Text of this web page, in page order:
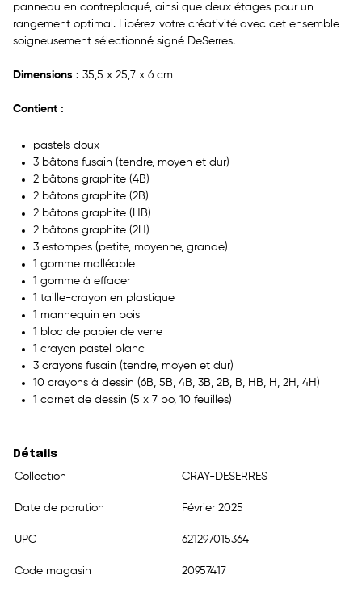
panneau en contreplaqué, ainsi que deux étages pour un
rangement optimal. Libérez votre créativité avec cet ensemble
soigneusement sélectionné signé DeSerres.
Dimensions : 35,5 x 25,7 x 6 cm
Contient :
pastels doux
3 bâtons fusain (tendre, moyen et dur)
2 bâtons graphite (4B)
2 bâtons graphite (2B)
2 bâtons graphite (HB)
2 bâtons graphite (2H)
3 estompes (petite, moyenne, grande)
1 gomme malléable
1 gomme à effacer
1 taille-crayon en plastique
1 mannequin en bois
1 bloc de papier de verre
1 crayon pastel blanc
3 crayons fusain (tendre, moyen et dur)
10 crayons à dessin (6B, 5B, 4B, 3B, 2B, B, HB, H, 2H, 4H)
1 carnet de dessin (5 x 7 po, 10 feuilles)
Détails
Collection
CRAY-DESERRES
Date de parution Février 2025
UPC 621297015364
Code magasin 20957417